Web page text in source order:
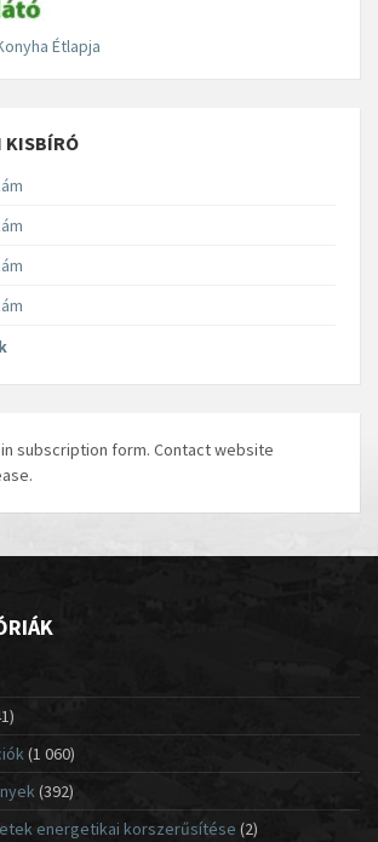
Étlapja
KISBÍRÓ
subscription form. Contact website
(1 060)
(392)
energetikai korszerűsítése (2)